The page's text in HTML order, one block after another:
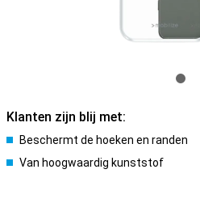
Klanten zijn blij met:
Beschermt de hoeken en randen
Van hoogwaardig kunststof